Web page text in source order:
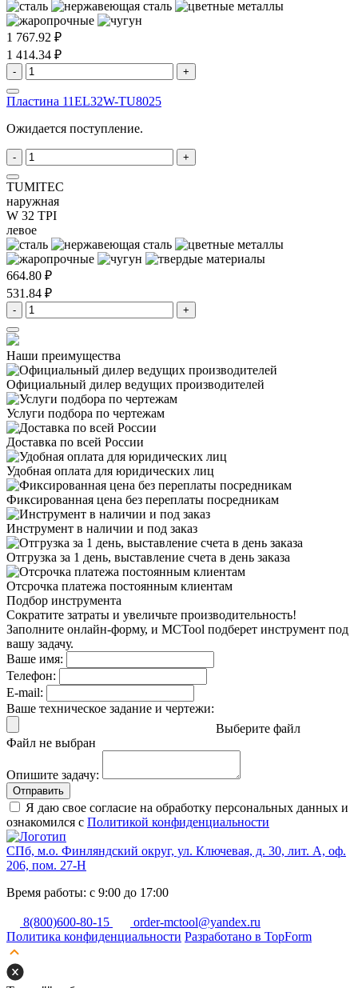
1 767.92 ₽
1 414.34 ₽
- +
Пластина 11EL32W-TU8025
Ожидается поступление.
- +
TUMITEC
наружная
W 32 TPI
левое
664.80 ₽
531.84 ₽
- +
Наши преимущества
Официальный дилер ведущих производителей
Услуги подбора по чертежам
Доставка по всей России
Удобная оплата для юридических лиц
Фиксированная цена без переплаты посредникам
Инструмент в наличии и под заказ
Отгрузка за 1 день, выставление счета в день заказа
Отсрочка платежа постоянным клиентам
Подбор инструмента
Сократите затраты и увеличьте производительность!
Заполните онлайн-форму, и MCTool подберет инструмент под
вашу задачу.
Ваше имя:
Телефон:
E-mail:
Ваше техническое задание и чертежи:
Выберите файл
Файл не выбран
Опишите задачу:
Отправить
Я даю свое согласие на обработку персональных данных и
ознакомился с Политикой конфиденциальности
СПб, м.о. Финляндский округ, ул. Ключевая, д. 30, лит. А, оф.
206, пом. 27-Н
Время работы: с 9:00 до 17:00
8(800)600-80-15
order-mctool@yandex.ru
Политика конфиденциальности Разработано в TopForm